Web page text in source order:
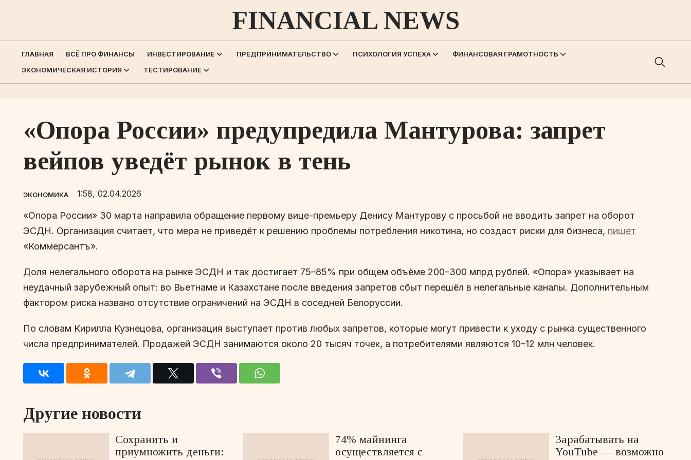
ГЛАВНАЯ ВСЁ ПРО ФИНАНСЫ ИНВЕСТИРОВАНИЕ ПРЕДПРИНИМАТЕЛЬСТВО ПСИХОЛОГИЯ УСПЕХА
ФИНАНСОВАЯ ГРАМОТНОСТЬ
ЭКОНОМИЧЕСКАЯ ИСТОРИЯ
ТЕСТИРОВАНИЕ
«Опора России» предупредила Мантурова: запрет
вейпов уведёт рынок в тень
ЭКОНОМИКА 1:58, 02.04.2026
«Опора России» 30 марта направила обращение первому вице-премьеру Денису Мантурову с просьбой не вводить запрет на оборот
ЭСДН. Организация считает, что мера не приведёт к решению проблемы потребления никотина, но создаст риски для бизнеса, пишет
«Коммерсантъ».
Доля нелегального оборота на рынке ЭСДН и так достигает 75–85% при общем объёме 200–300 млрд рублей. «Опора» указывает на
неудачный зарубежный опыт: во Вьетнаме и Казахстане после введения запретов сбыт перешёл в нелегальные каналы. Дополнительным
фактором риска названо отсутствие ограничений на ЭСДН в соседней Белоруссии.
По словам Кирилла Кузнецова, организация выступает против любых запретов, которые могут привести к уходу с рынка существенного
числа предпринимателей. Продажей ЭСДН занимаются около 20 тысяч точек, а потребителями являются 10–12 млн человек.
Другие новости
Сохранить и
приумножить деньги:
74% майнинга
осуществляется с
Зарабатывать на
YouTube — возможно